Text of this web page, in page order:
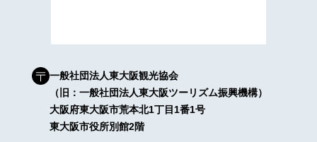
一般社団法人東大阪観光協会
（旧：一般社団法人東大阪ツーリズム振興機構）
大阪府東大阪市荒本北1丁目1番1号
東大阪市役所別館2階